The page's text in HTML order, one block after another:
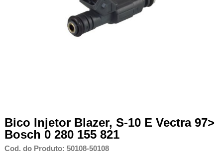
Bico Injetor Blazer, S-10 E Vectra 97>
Bosch 0 280 155 821
Cod. do Produto: 50108-50108